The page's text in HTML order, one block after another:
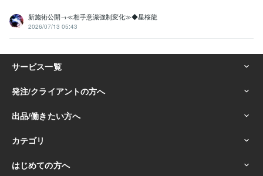
新施術公開→≪相手意識強制変化≫◆星桜龍
2026/07/13 05:43